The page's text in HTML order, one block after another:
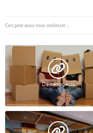
Ceci peut aussi vous intéresser ...
Déménageurs